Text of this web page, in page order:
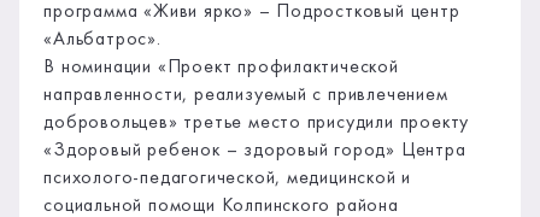
программа «Живи ярко» – Подростковый центр
«Альбатрос».
В номинации «Проект профилактической
направленности, реализуемый с привлечением
добровольцев» третье место присудили проекту
«Здоровый ребенок – здоровый город» Центра
психолого-педагогической, медицинской и
социальной помощи Колпинского района